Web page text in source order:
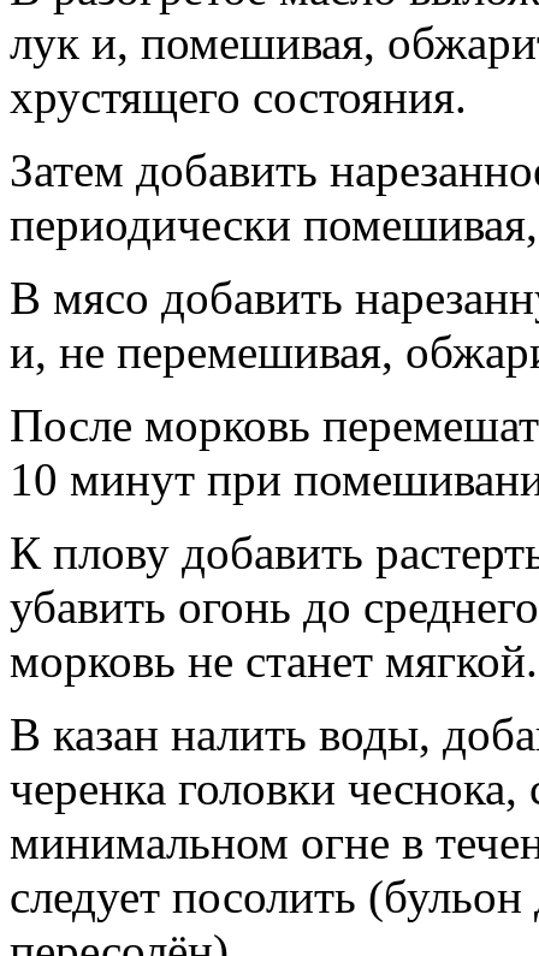
лук и, помешивая,
хрустящего состояния.
Затем добавить
периодически
В мясо добавить
и, не перемешивая,
После морковь
10 минут при
К плову добавить
убавить огонь до
морковь не станет мягкой.
В казан налить воды,
черенка головки
минимальном огне в
следует посолить